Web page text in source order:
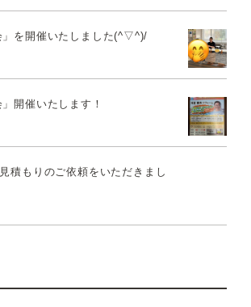
」を開催いたしました(^▽^)/
開催いたします！
積もりのご依頼をいただきまし